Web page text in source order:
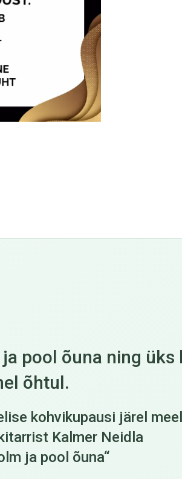
pool õuna ning
õhtul.
kohvikupausi järel
Kalmer Neidla
ja pool õuna“